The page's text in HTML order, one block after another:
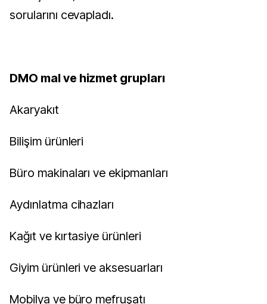
sorularını cevapladı.
DMO mal ve hizmet grupları
Akaryakıt
Bilişim ürünleri
Büro makinaları ve ekipmanları
Aydınlatma cihazları
Kağıt ve kırtasiye ürünleri
Giyim ürünleri ve aksesuarları
Mobilya ve büro mefruşatı